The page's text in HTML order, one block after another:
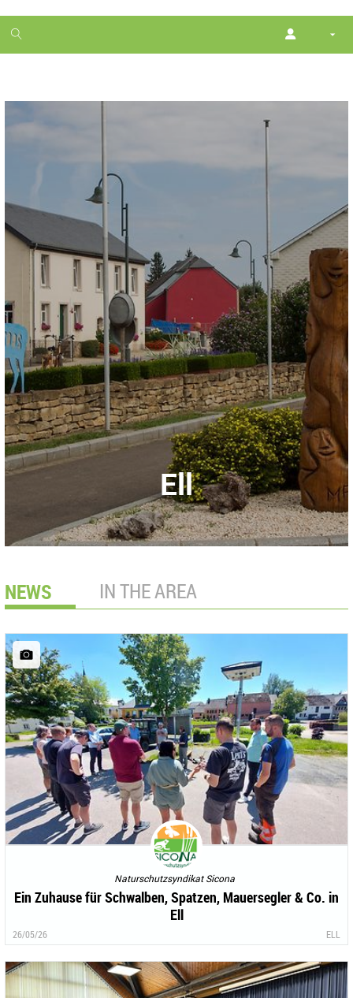
1
month
Ell
NEWS IN THE AREA
Naturschutzsyndikat Sicona
Ein Zuhause für Schwalben, Spatzen, Mauersegler & Co. in
Ell
26/05/26 ELL